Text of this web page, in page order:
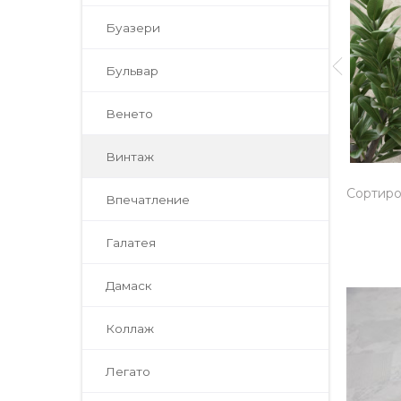
Буазери
Бульвар
Венето
Винтаж
Впечатление
Галатея
Дамаск
Коллаж
Легато